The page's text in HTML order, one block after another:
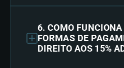
6. COMO FUNCIONA
FORMAS DE
DIREITO AOS 15%